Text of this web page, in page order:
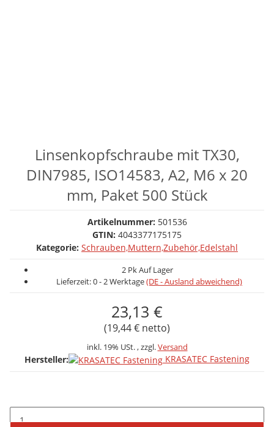
Linsenkopfschraube mit TX30,
DIN7985, ISO14583, A2, M6 x 20
mm, Paket 500 Stück
Artikelnummer: 501536
GTIN: 4043377175175
Kategorie: Schrauben,Muttern,Zubehör,Edelstahl
2 Pk Auf Lager
Lieferzeit:0 - 2 Werktage(DE - Ausland abweichend)
23,13 €
(19,44 € netto)
inkl. 19% USt. , zzgl.Versand
Hersteller: KRASATEC Fastening